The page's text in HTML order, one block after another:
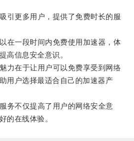
更多用户，提供了免费时长的服
一段时间内免费使用加速器，体
高信息安全意识。
在于让用户可以免费享受到网络
用户选择最适合自己的加速器产
不仅提高了用户的网络安全意
的在线体验。